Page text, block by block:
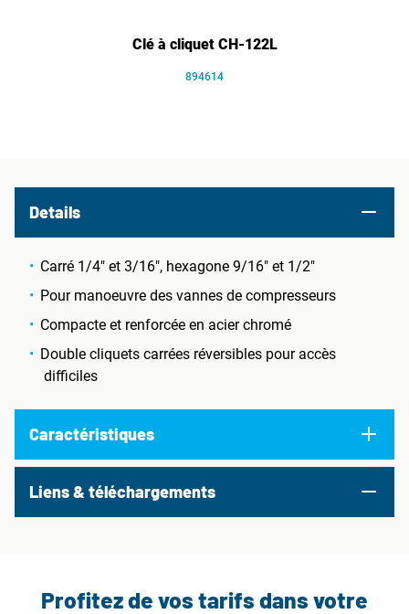
Clé à cliquet CH-122L
894614
Details
Carré 1/4" et 3/16", hexagone 9/16" et 1/2"
Pour manoeuvre des vannes de compresseurs
Compacte et renforcée en acier chromé
Double cliquets carrées réversibles pour accès
difficiles
Caractéristiques
Liens & téléchargements
Profitez de vos tarifs dans votre